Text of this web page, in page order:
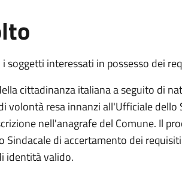
soggetti interessati in possesso dei
cittadinanza italiana a seguito di
volontà resa innanzi all'Ufficiale dello
nell'anagrafe del Comune. Il
di accertamento dei
identità valido.